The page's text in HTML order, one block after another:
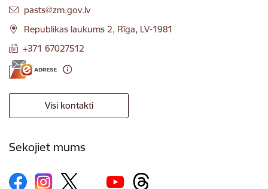
E-pasts:
pasts@zm.gov.lv
Republikas laukums 2, Rīga, LV-1981
+371 67027512
Visi kontakti
Sekojiet mums